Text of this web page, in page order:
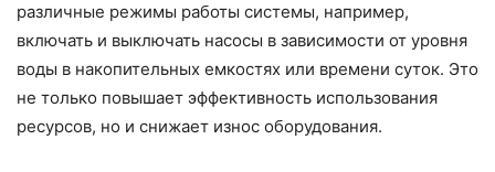
различные режимы работы системы, например,
включать и выключать насосы в зависимости от уровня
воды в накопительных емкостях или времени суток. Это
не только повышает эффективность использования
ресурсов, но и снижает износ оборудования.